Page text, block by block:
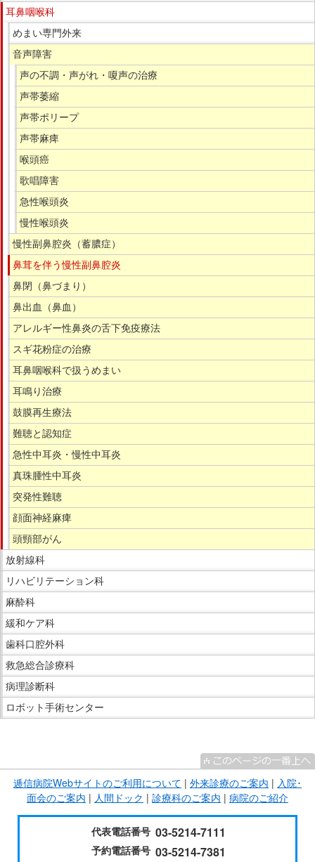
耳鼻咽喉科
めまい専門外来
音声障害
声の不調・声がれ・嗄声の治療
声帯萎縮
声帯ポリープ
声帯麻痺
喉頭癌
歌唱障害
急性喉頭炎
慢性喉頭炎
慢性副鼻腔炎（蓄膿症）
鼻茸を伴う慢性副鼻腔炎
鼻閉（鼻づまり）
鼻出血（鼻血）
アレルギー性鼻炎の舌下免疫療法
スギ花粉症の治療
耳鼻咽喉科で扱うめまい
耳鳴り治療
鼓膜再生療法
難聴と認知症
急性中耳炎・慢性中耳炎
真珠腫性中耳炎
突発性難聴
顔面神経麻痺
頭頸部がん
放射線科
リハビリテーション科
麻酔科
緩和ケア科
歯科口腔外科
救急総合診療科
病理診断科
ロボット手術センター
ま逓信病院Webサイトのご利用について | 外来診療のご案内 | 入院･
面会のご案内 | 人間ドック | 診療科のご案内 | 病院のご紹介
代表電話番号 03-5214-7111
予約電話番号 03-5214-7381